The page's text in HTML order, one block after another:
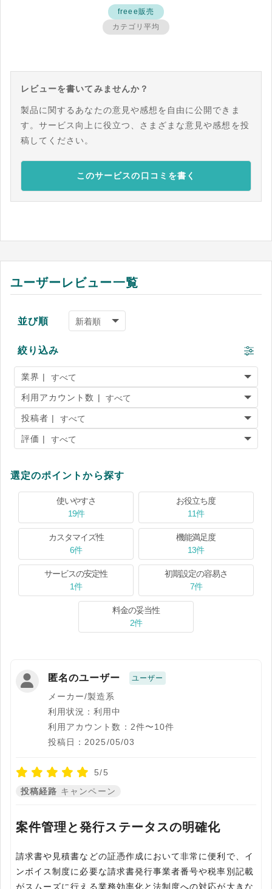
freee販売
カテゴリ平均
レビューを書いてみませんか？
製品に関するあなたの意見や感想を自由に公開できま
す。サービス向上に役立つ、さまざまな意見や感想を投
稿してください。
このサービスの口コミを書く
ユーザーレビュー一覧
並び順
絞り込み
業界 |
利用アカウント数 |
投稿者 |
評価 |
選定のポイントから探す
使いやすさ
19件
お役立ち度
11件
カスタマイズ性
6件
機能満足度
13件
サービスの安定性
1件
初期設定の容易さ
7件
料金の妥当性
2件
匿名のユーザー ユーザー
メーカー/製造系
利用状況：利用中
利用アカウント数：2件〜10件
投稿日：2025/05/03
5/5
投稿経路 キャンペーン
案件管理と発行ステータスの明確化
請求書や見積書などの証憑作成において非常に便利で、イ
ンボイス制度に必要な請求書発行事業者番号や税率別記載
がスムーズに行える業務効率化と法制度への対応が大きな